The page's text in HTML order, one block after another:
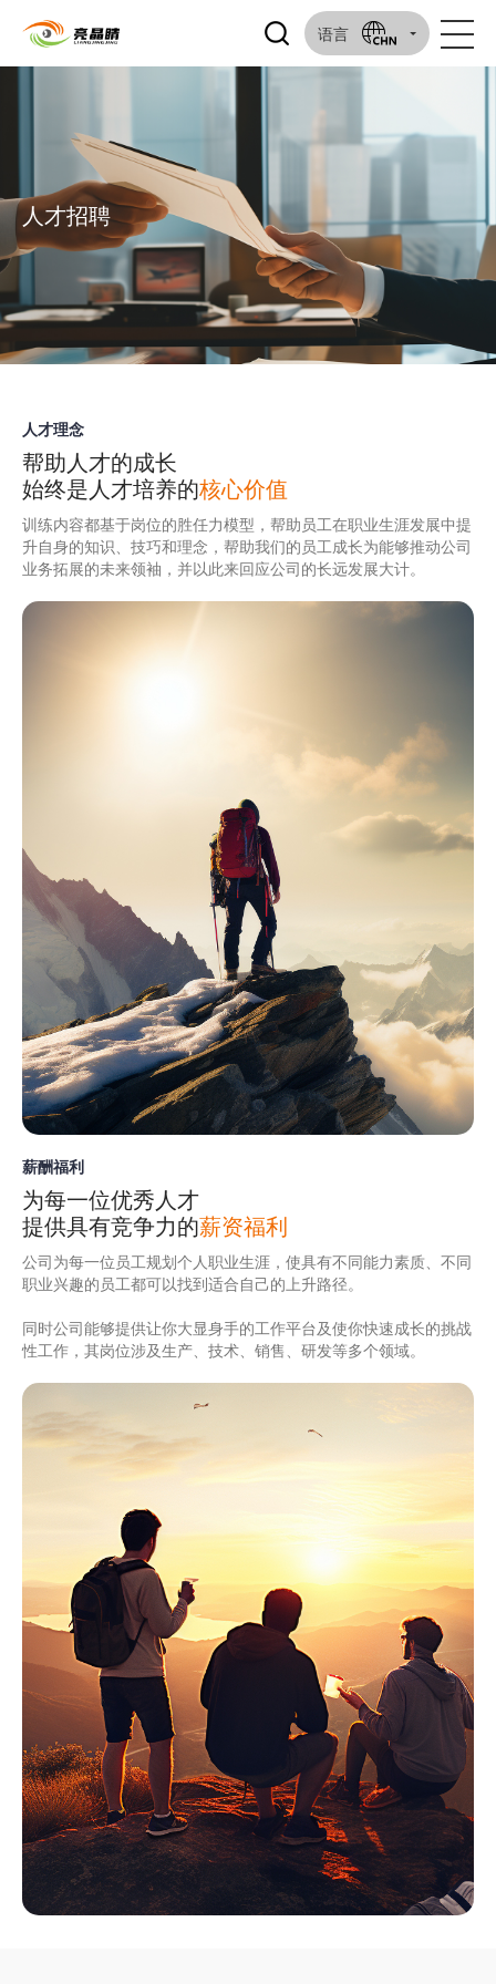
语言
人才招聘
人才理念
帮助人才的成长
始终是人才培养的核心价值
训练内容都基于岗位的胜任力模型，帮助员工在职业生涯发展中提
升自身的知识、技巧和理念，帮助我们的员工成长为能够推动公司
业务拓展的未来领袖，并以此来回应公司的长远发展大计。
薪酬福利
为每一位优秀人才
提供具有竞争力的薪资福利
公司为每一位员工规划个人职业生涯，使具有不同能力素质、不同
职业兴趣的员工都可以找到适合自己的上升路径。
同时公司能够提供让你大显身手的工作平台及使你快速成长的挑战
性工作，其岗位涉及生产、技术、销售、研发等多个领域。